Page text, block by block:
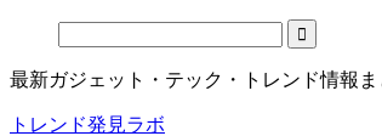
最新ガジェット・テック・トレンド情報ま
トレンド発見ラボ